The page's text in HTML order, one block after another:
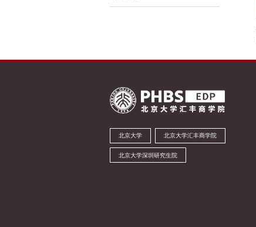
北京大学 北京大学汇丰商学院
北京大学深圳研究生院